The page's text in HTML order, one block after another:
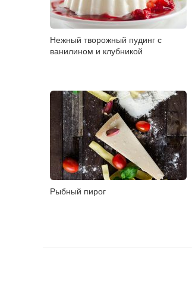
Нежный творожный пудинг с
ванилином и клубникой
Рыбный пирог